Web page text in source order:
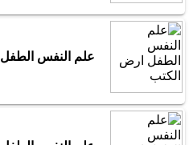
علم النفس الطفل